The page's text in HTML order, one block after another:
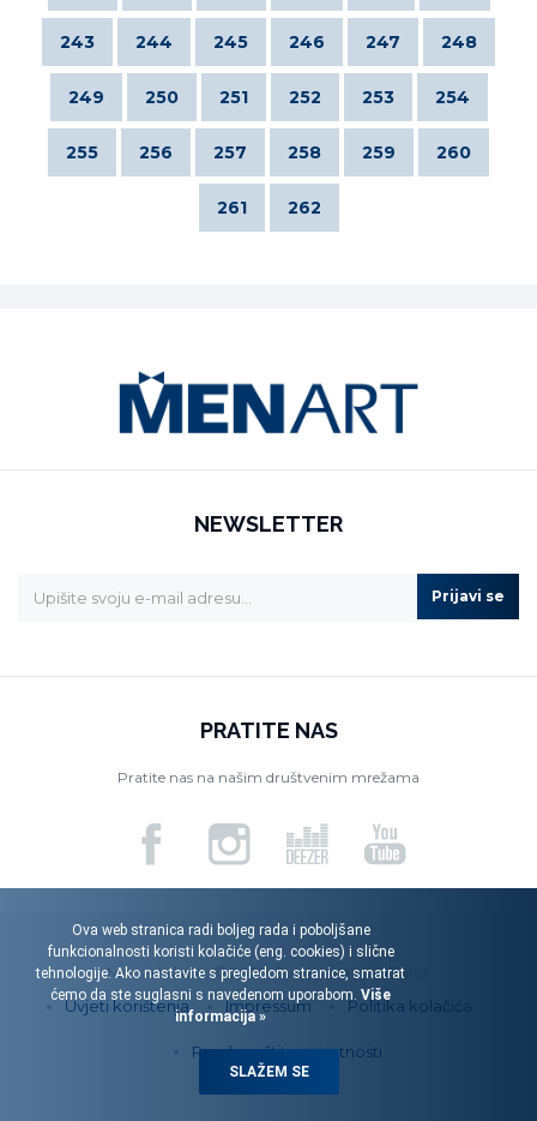
243 244 245 246 247 248
249 250 251 252 253 254
255 256 257 258 259 260
261 262
NEWSLETTER
Prijavi se
PRATITE NAS
Pratite nas na našim društvenim mrežama
Menart d.o.o. © 2026. Sva prava pridržana.
Uvjeti korištenja
Impressum Politika kolačića
Pravila zaštite privatnosti
Ova web stranica radi boljeg rada i poboljšane
funkcionalnosti koristi kolačiće (eng. cookies) i slične
tehnologije. Ako nastavite s pregledom stranice, smatrat
ćemo da ste suglasni s navedenom uporabom. Više
informacija »
SLAŽEM SE